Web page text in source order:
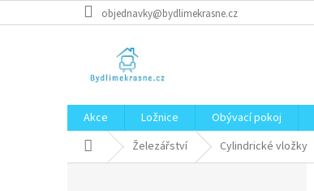
na
objednavky@bydlimekrasne.cz
Akce Ložnice Obývací pokoj
Domů Železářství Cylindrické vložky